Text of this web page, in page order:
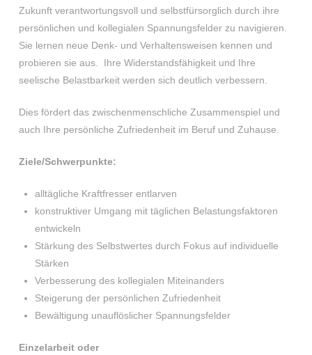
Zukunft verantwortungsvoll und selbstfürsorglich durch ihre
persönlichen und kollegialen Spannungsfelder zu navigieren.
Sie lernen neue Denk- und Verhaltensweisen kennen und
probieren sie aus. Ihre Widerstandsfähigkeit und Ihre
seelische Belastbarkeit werden sich deutlich verbessern.
Dies fördert das zwischenmenschliche Zusammenspiel und
auch Ihre persönliche Zufriedenheit im Beruf und Zuhause.
Ziele/Schwerpunkte:
alltägliche Kraftfresser entlarven
konstruktiver Umgang mit täglichen Belastungsfaktoren
entwickeln
Stärkung des Selbstwertes durch Fokus auf individuelle
Stärken
Verbesserung des kollegialen Miteinanders
Steigerung der persönlichen Zufriedenheit
Bewältigung unauflöslicher Spannungsfelder
Einzelarbeit oder